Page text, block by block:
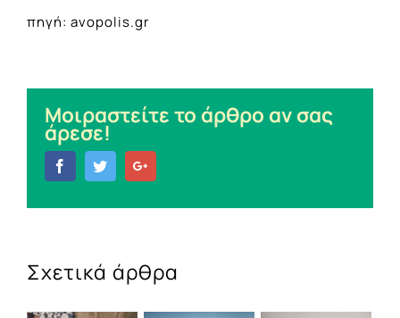
πηγή: avopolis.gr
Μοιραστείτε το άρθρο αν σας
άρεσε!
FacebookTwitter
Σχετικά άρθρα